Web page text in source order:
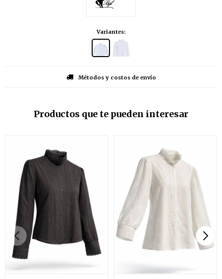
Variantes:
Métodos y costos de envío
Productos que te pueden interesar